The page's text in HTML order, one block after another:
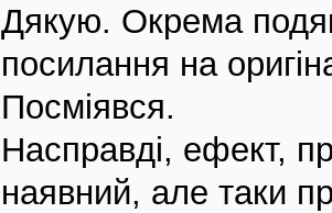
Дякую. Окрема
посилання на
Посміявся.
Насправді, ефект,
наявний, але таки